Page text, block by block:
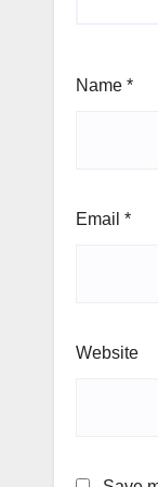
Name *
Email *
Website